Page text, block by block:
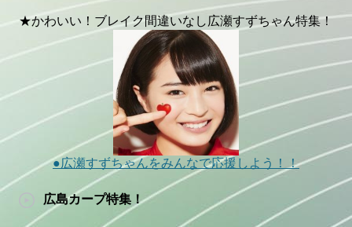
★かわいい！ブレイク間違いなし広瀬すずちゃん特集！
●広瀬すずちゃんをみんなで応援しよう！！
広島カープ特集！